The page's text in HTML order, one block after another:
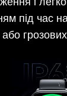
під час
або